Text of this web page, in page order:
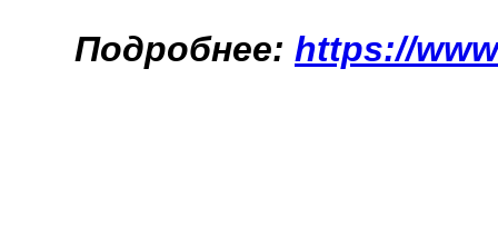
Подробнее: https://